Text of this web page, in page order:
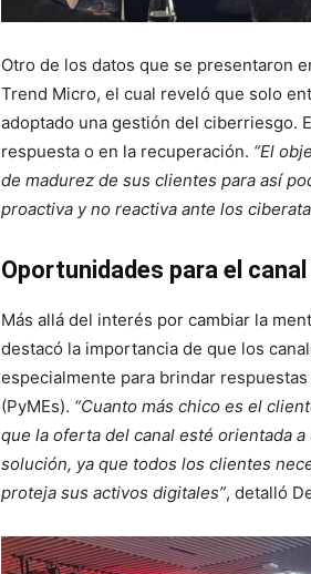
Otro de los datos que se presentaron
Trend Micro, el cual reveló que solo
adoptado una gestión del ciberriesgo.
respuesta o en la recuperación. “El
de madurez de sus clientes para así
proactiva y no reactiva ante los
Oportunidades para el canal
Más allá del interés por cambiar la
destacó la importancia de que los
especialmente para brindar
(PyMEs). “Cuanto más chico es el
que la oferta del canal esté orientada
solución, ya que todos los clientes
proteja sus activos digitales”, detalló